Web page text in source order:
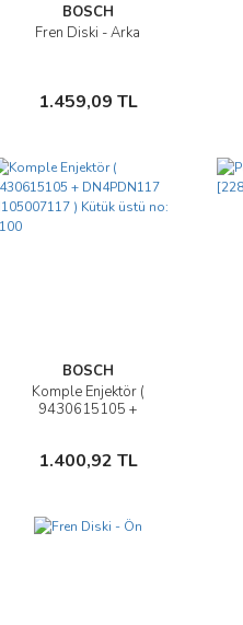
BOSCH
Fren Diski - Arka
1.459,09 TL
İncele
Sepete Ekle
BOSCH
Komple Enjektör (
9430615105 +
no: 0100
1.400,92 TL
İncele
Sepete Ekle